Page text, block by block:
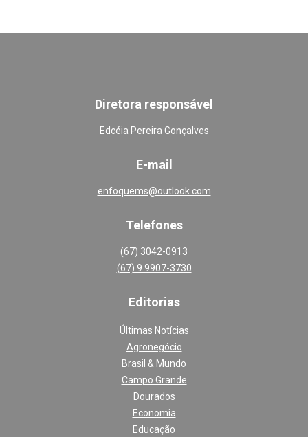
Diretora responsável
Edcéia Pereira Gonçalves
E-mail
enfoquems@outlook.com
Telefones
(67) 3042-0913
(67) 9 9907-3730
Editorias
Últimas Notícias
Agronegócio
Brasil & Mundo
Campo Grande
Dourados
Economia
Educação